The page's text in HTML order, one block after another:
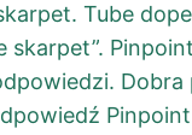
Tube
skarpet”.